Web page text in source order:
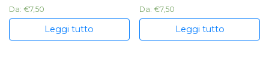
Da: €7,50
Leggi tutto
Da:€7,50
Leggi tutto